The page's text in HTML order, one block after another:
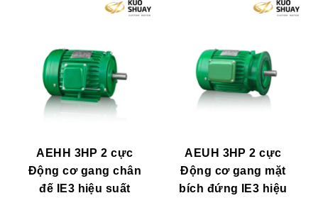
AEHH 3HP 2 cực
Động cơ gang chân
đế IE3 hiệu suất
AEUH 3HP 2 cực
Động cơ gang mặt
bích đứng IE3 hiệu